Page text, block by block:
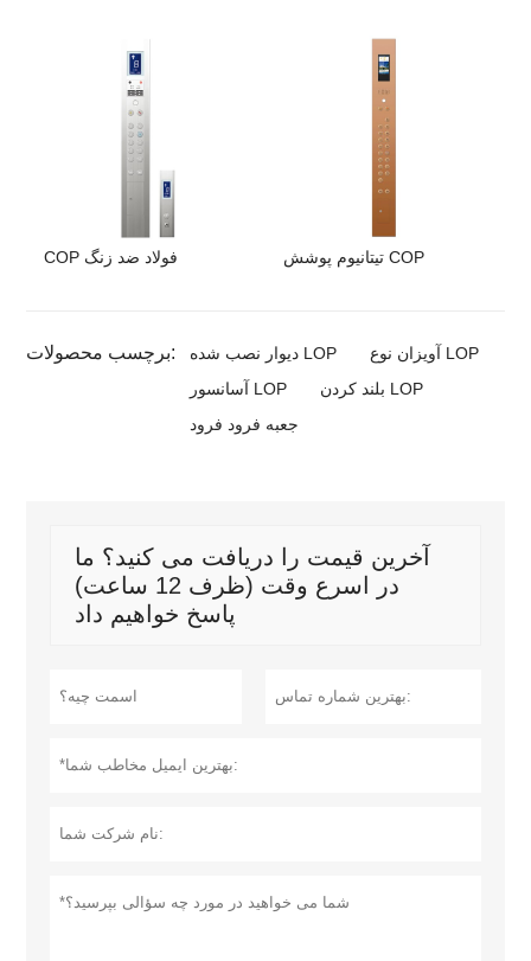
COP فولاد ضد زنگ تیتانیوم پوشش COP
برچسب محصولات: دیوار نصب شده LOP
آویزان نوع LOP
آسانسور LOP
بلند کردن LOP
جعبه فرود فرود
آخرین قیمت را دریافت می کنید؟ ما
در اسرع وقت (ظرف 12 ساعت)
پاسخ خواهیم داد